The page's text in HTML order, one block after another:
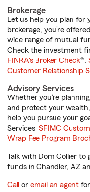
Brokerage
Let us help you plan
brokerage, you’re
wide range of mutual
Check the investment
FINRA's Broker Check®.
Customer Relationship
Advisory Services
Whether you’re
and protect your
help you pursue your
Services. SFIMC
Wrap Fee Program
Talk with Dom Collier to
funds in Chandler, AZ
Call or email an agent